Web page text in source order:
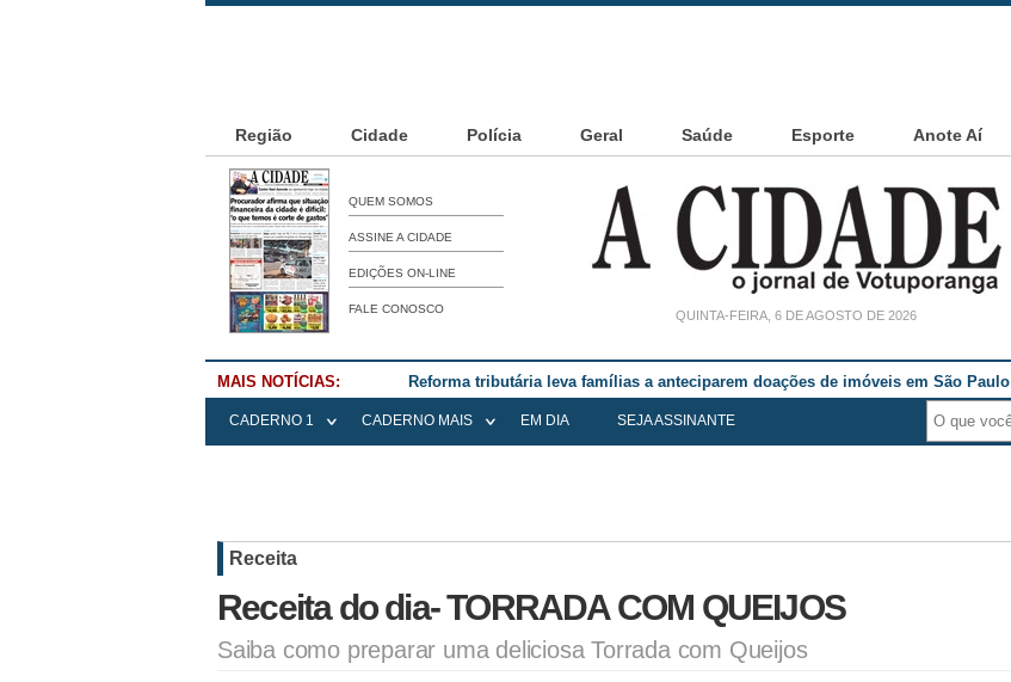
Região Cidade Polícia Geral Saúde Esporte Anote Aí
QUEM SOMOS
ASSINE A CIDADE
EDIÇÕES ON-LINE
FALE CONOSCO QUINTA-FEIRA, 6 DE AGOSTO DE 2026
MAIS NOTÍCIAS: Reforma tributária leva famílias a anteciparem doações de imóveis em São Paulo
CADERNO 1 CADERNO MAIS EM DIA SEJA ASSINANTE
Receita
Receita do dia- TORRADA COM QUEIJOS
Saiba como preparar uma deliciosa Torrada com Queijos